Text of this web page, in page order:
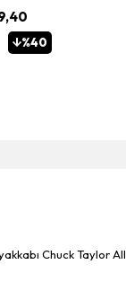
%40
Chuck Taylor All